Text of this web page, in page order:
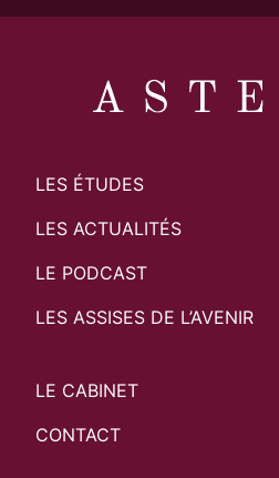
LES ÉTUDES
LES ACTUALITÉS
LE PODCAST
LES ASSISES DE L’AVENIR
LE CABINET
CONTACT